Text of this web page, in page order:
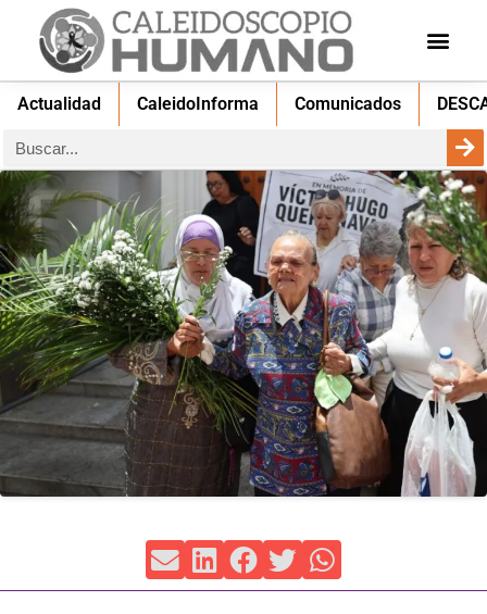
Actualidad CaleidoInforma Comunicados